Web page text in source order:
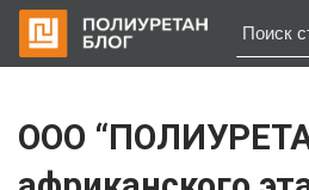
содержимому
ООО